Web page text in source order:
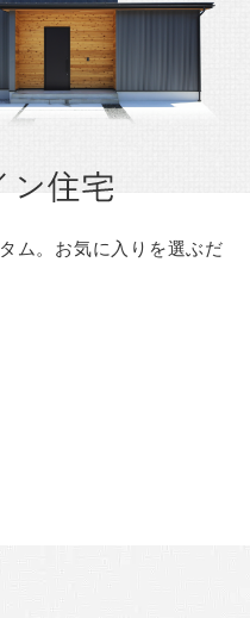
ム。お気に入りを選ぶだ